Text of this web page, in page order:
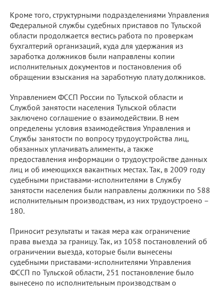
Кроме того, структурными подразделениями Управления
Федеральной службы судебных приставов по Тульской
области продолжается вестись работа по проверкам
бухгалтерий организаций, куда для удержания из
заработка должников были направлены копии
исполнительных документов и постановления об
обращении взыскания на заработную плату должников.
Управлением ФССП России по Тульской области и
Службой занятости населения Тульской области
заключено соглашение о взаимодействии. В нем
определены условия взаимодействия Управления и
Службы занятости по вопросу трудоустройства лиц,
обязанных уплачивать алименты, а также
предоставления информации о трудоустройстве данных
лиц и об имеющихся вакантных местах. Так, в 2009 году
судебными приставами-исполнителями в Службу
занятости населения были направлены должники по 588
исполнительным производствам, из них трудоустроено –
180.
Приносит результаты и такая мера как ограничение
права выезда за границу. Так, из 1058 постановлений об
ограничении выезда, которые были вынесены
судебными приставами-исполнителями Управления
ФССП по Тульской области, 251 постановление было
вынесено по исполнительным производствам о